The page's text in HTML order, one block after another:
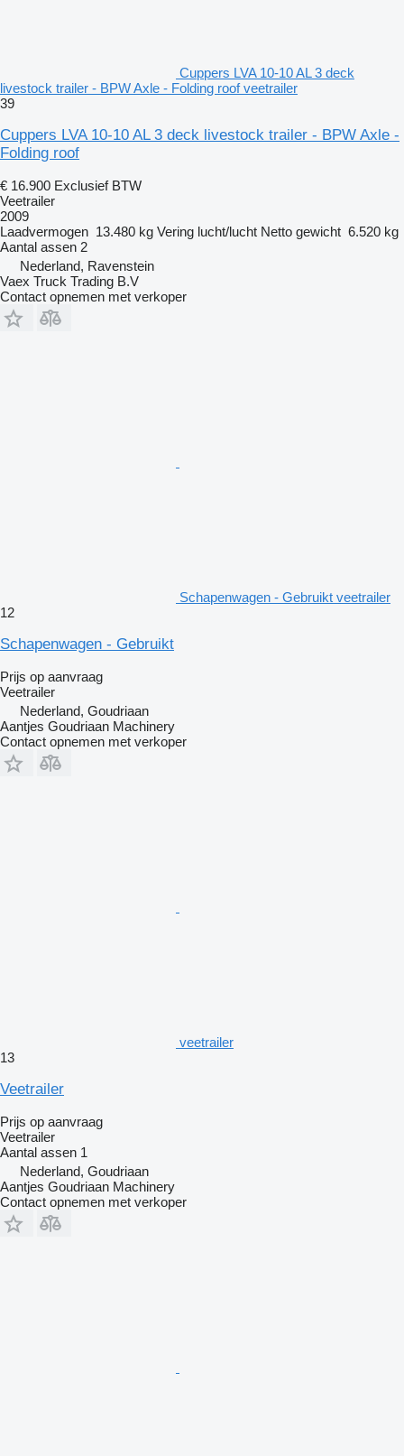
Cuppers LVA 10-10 AL 3 deck
livestock trailer - BPW Axle - Folding roof veetrailer
39
Cuppers LVA 10-10 AL 3 deck livestock trailer - BPW Axle -
Folding roof
€ 16.900 Exclusief BTW
Veetrailer
2009
Laadvermogen 13.480 kg Vering lucht/lucht Netto gewicht 6.520 kg
Aantal assen 2
Nederland, Ravenstein
Vaex Truck Trading B.V
Contact opnemen met verkoper
Schapenwagen - Gebruikt veetrailer
12
Schapenwagen - Gebruikt
Prijs op aanvraag
Veetrailer
Nederland, Goudriaan
Aantjes Goudriaan Machinery
Contact opnemen met verkoper
veetrailer
13
Veetrailer
Prijs op aanvraag
Veetrailer
Aantal assen 1
Nederland, Goudriaan
Aantjes Goudriaan Machinery
Contact opnemen met verkoper